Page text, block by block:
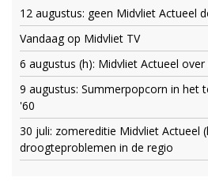
12 augustus: geen Midvliet Actueel
Vandaag op Midvliet TV
6 augustus (h): Midvliet Actueel
9 augustus: Summerpopcorn in het
'60
30 juli: zomereditie Midvliet Actueel
droogteproblemen in de regio